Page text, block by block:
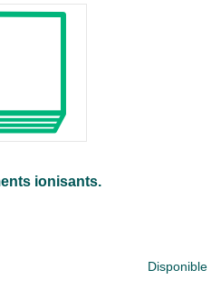
ionisants.
Disponible